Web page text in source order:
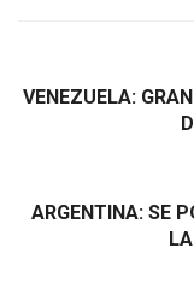
VENEZUELA:
ARGENTINA: SE